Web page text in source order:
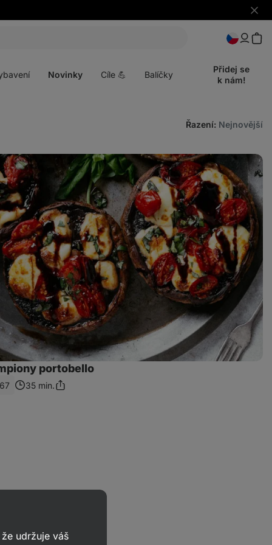
Skrýt
Novinky Cíle 💪 Balíčky
Přidej se
k nám!
Řazení: Nejnovější
portobello
35 min.Sdílet
udržuje váš